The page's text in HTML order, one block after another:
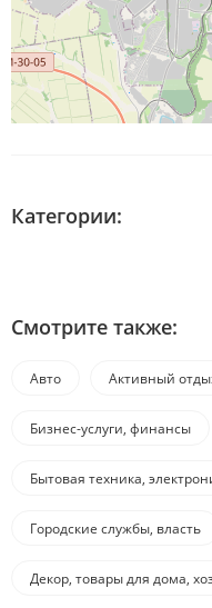
Категории:
Смотрите также:
Авто Активный
Бизнес-услуги, финансы
Бытовая техника,
Городские службы, власть
Декор, товары для дома,